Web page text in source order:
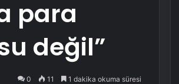
para
değil”
0 11 1 dakika okuma süresi